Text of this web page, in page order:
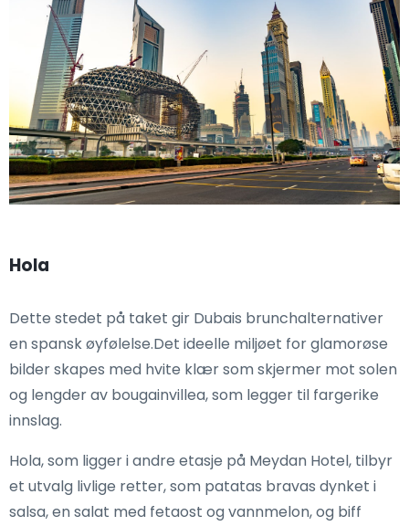
Hola
Dette stedet på taket gir Dubais brunchalternativer
en spansk øyfølelse.Det ideelle miljøet for glamorøse
bilder skapes med hvite klær som skjermer mot solen
og lengder av bougainvillea, som legger til fargerike
innslag.
Hola, som ligger i andre etasje på Meydan Hotel, tilbyr
et utvalg livlige retter, som patatas bravas dynket i
salsa, en salat med fetaost og vannmelon, og biff